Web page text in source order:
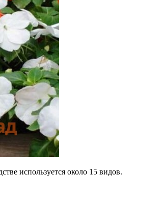
используется около 15 видов.